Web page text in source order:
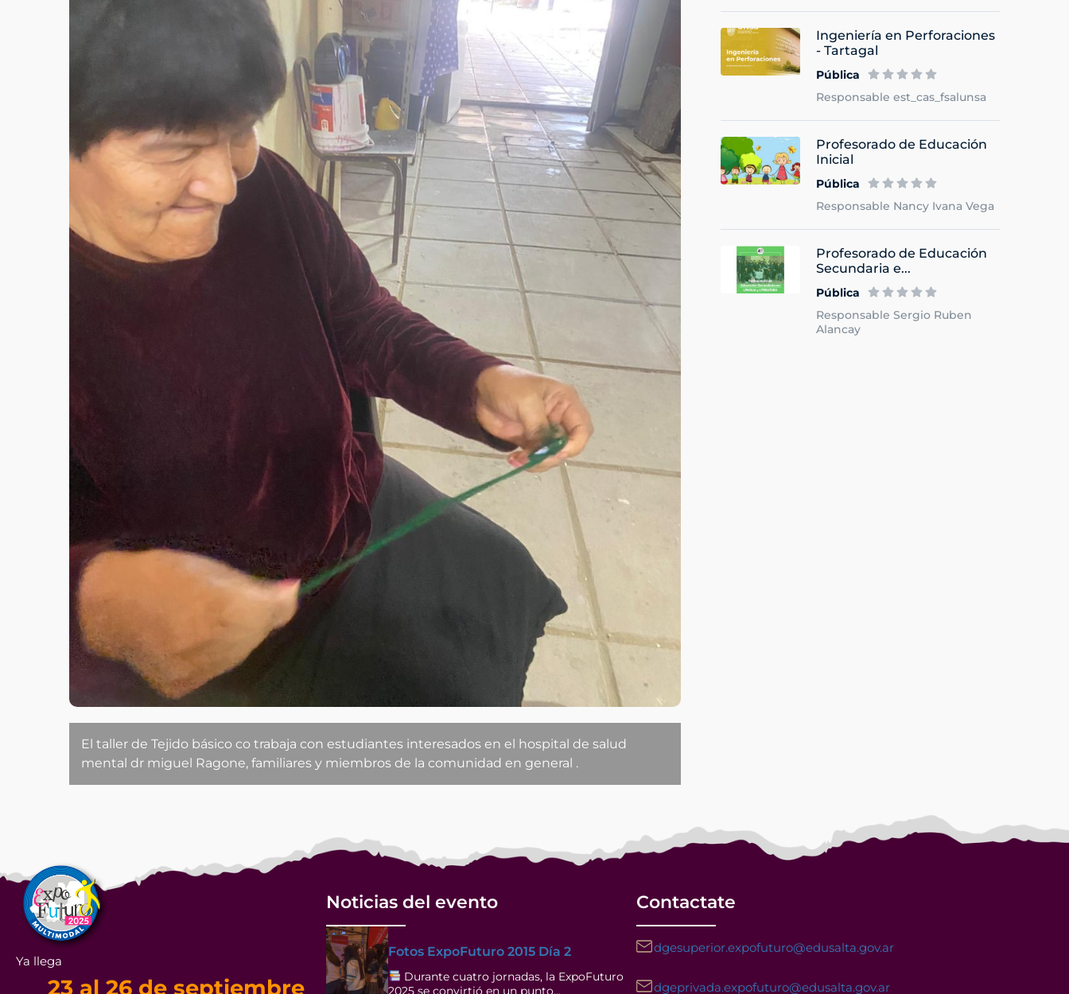
El taller de Tejido básico co trabaja con estudiantes interesados en el hospital de salud
mental dr miguel Ragone, familiares y miembros de la comunidad en general .
Ingeniería en Perforaciones
- Tartagal
Pública
Responsable est_cas_fsalunsa
Profesorado de Educación
Inicial
Pública
Responsable Nancy Ivana Vega
Profesorado de Educación
Secundaria e...
Pública
Responsable Sergio Ruben
Alancay
Ya llega
23 al 26 de septiembre
Noticias del evento
Fotos ExpoFuturo 2015 Día 2
Durante cuatro jornadas, la ExpoFuturo
2025 se convirtió en un punto…
Contactate
dgesuperior.expofuturo@edusalta.gov.ar
dgeprivada.expofuturo@edusalta.gov.ar